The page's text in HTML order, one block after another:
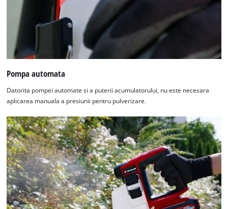
Pompa automata
Datorita pompei automate si a puterii acumulatorului, nu este necesara
aplicarea manuala a presiunii pentru pulverizare.